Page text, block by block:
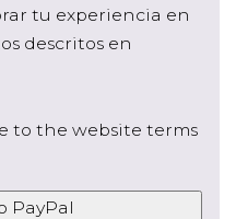
tu experiencia en
descritos en
to the website terms
PayPal